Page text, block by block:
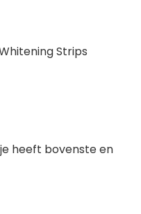
Strips
heeft bovenste en